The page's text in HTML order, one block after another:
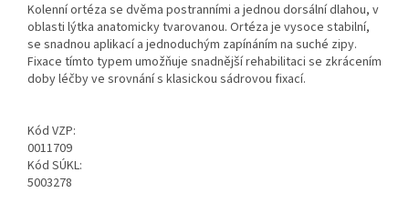
Kolenní ortéza se dvěma postranními a jednou dorsální dlahou, v
oblasti lýtka anatomicky tvarovanou. Ortéza je vysoce stabilní,
se snadnou aplikací a jednoduchým zapínáním na suché zipy.
Fixace tímto typem umožňuje snadnější rehabilitaci se zkrácením
doby léčby ve srovnání s klasickou sádrovou fixací.
Kód VZP:
0011709
Kód SÚKL:
5003278